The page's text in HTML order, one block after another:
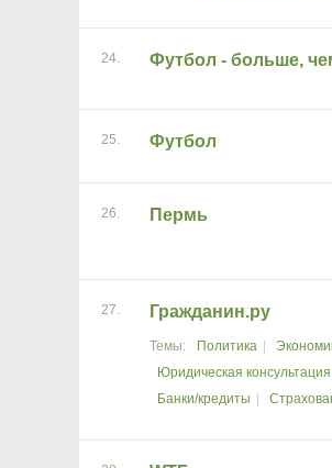
24. Футбол - больше,
25. Футбол
26. Пермь
27. Гражданин.ру
Политика
Юридическая консультация
Банки/кредиты